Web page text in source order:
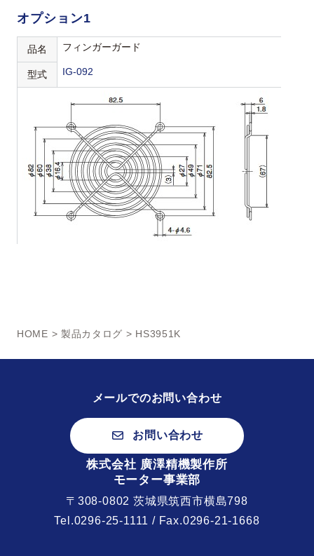
オプション1
品名 フィンガーガード
型式 IG-092
HOME > 製品カタログ > HS3951K
メールでのお問い合わせ
お問い合わせ
株式会社 廣澤精機製作所
モーター事業部
〒308-0802 茨城県筑西市横島798
Tel.0296-25-1111 / Fax.0296-21-1668